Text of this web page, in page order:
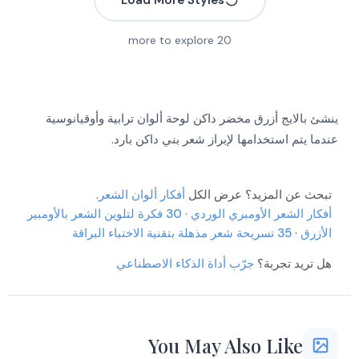
More
More
More
More
More
More
More
More
More
20
ينشئ بالايج أزرق مخضر داكن لوحة ألوان ترابية وأوقيانوسية
عندما يتم استخدامها لإبراز شعر بني داكن بارد.
تبحث عن المزيد؟ عرض الكل أفكار ألوان الشعر .
أفكار الشعر الأومبري الوردي ·
30 فكرة لتلوين الشعر بالأومبير
الأزرق · 35 تسريحة شعر مذهلة بتقنية الاختباء البراقة
هل تريد تجربة؟ جرّب أداة الذكاء الاصطناعي
You May Also Like